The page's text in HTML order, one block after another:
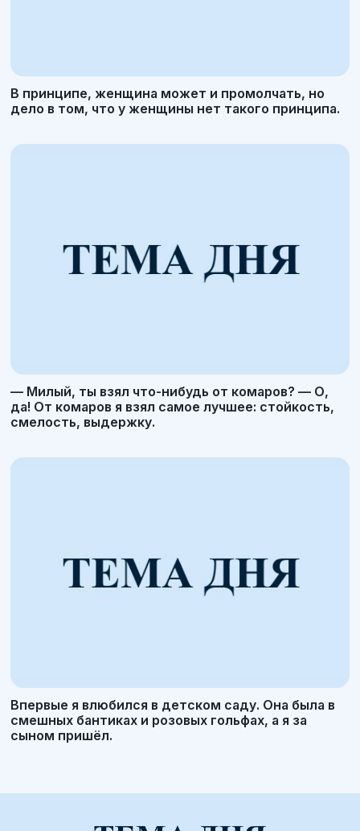
В принципе, женщина может и промолчать, но
дело в том, что у женщины нет такого принципа.
— Милый, ты взял что-нибудь от комаров? — О,
да! От комаров я взял самое лучшее: стойкость,
смелость, выдержку.
Впервые я влюбился в детском саду. Она была в
смешных бантиках и розовых гольфах, а я за
сыном пришёл.